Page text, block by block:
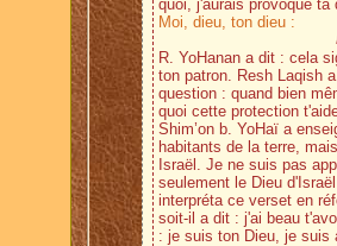
quoi, j'aurais provoqué
Moi, dieu, ton dieu :
R. YoHanan a dit : cela
ton patron. Resh Laqish
question : quand bien
quoi cette protection
Shim’on b. YoHaï a
habitants de la terre,
Israël. Je ne suis pas
seulement le Dieu
interpréta ce verset en
soit-il a dit : j'ai beau
: je suis ton Dieu, je suis